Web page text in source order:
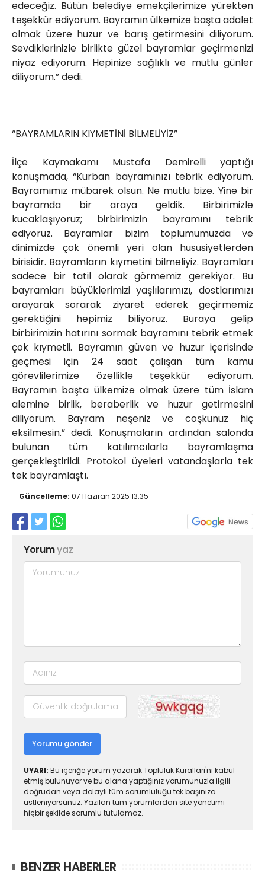
edeceğiz. Bütün belediye emekçilerimize yürekten
teşekkür ediyorum. Bayramın ülkemize başta adalet
olmak üzere huzur ve barış getirmesini diliyorum.
Sevdiklerinizle birlikte güzel bayramlar geçirmenizi
niyaz ediyorum. Hepinize sağlıklı ve mutlu günler
diliyorum.” dedi.
“BAYRAMLARIN KIYMETİNİ BİLMELİYİZ”
İlçe Kaymakamı Mustafa Demirelli yaptığı
konuşmada, “Kurban bayramınızı tebrik ediyorum.
Bayramımız mübarek olsun. Ne mutlu bize. Yine bir
bayramda bir araya geldik. Birbirimizle
kucaklaşıyoruz; birbirimizin bayramını tebrik
ediyoruz. Bayramlar bizim toplumumuzda ve
dinimizde çok önemli yeri olan hususiyetlerden
birisidir. Bayramların kıymetini bilmeliyiz. Bayramları
sadece bir tatil olarak görmemiz gerekiyor. Bu
bayramları büyüklerimizi yaşlılarımızı, dostlarımızı
arayarak sorarak ziyaret ederek geçirmemiz
gerektiğini hepimiz biliyoruz. Buraya gelip
birbirimizin hatırını sormak bayramını tebrik etmek
çok kıymetli. Bayramın güven ve huzur içerisinde
geçmesi için 24 saat çalışan tüm kamu
görevlilerimize özellikle teşekkür ediyorum.
Bayramın başta ülkemize olmak üzere tüm İslam
alemine birlik, beraberlik ve huzur getirmesini
diliyorum. Bayram neşeniz ve coşkunuz hiç
eksilmesin.” dedi. Konuşmaların ardından salonda
bulunan tüm katılımcılarla bayramlaşma
gerçekleştirildi. Protokol üyeleri vatandaşlarla tek
tek bayramlaştı.
Güncelleme: 07 Haziran 2025 13:35
Yorumyaz
Yorumu gönder
UYARI: Bu içeriğe yorum yazarak Topluluk Kuralları'nı kabul
etmiş bulunuyor ve bu alana yaptığınız yorumunuzla ilgili
doğrudan veya dolaylı tüm sorumluluğu tek başınıza
üstleniyorsunuz. Yazılan tüm yorumlardan site yönetimi
hiçbir şekilde sorumlu tutulamaz.
BENZER HABERLER